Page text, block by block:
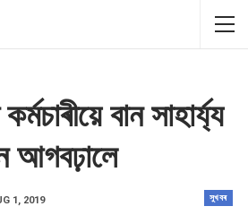
বান সাহাৰ্য্য
আগবঢ়ালে
সুখবৰ
1, 2019